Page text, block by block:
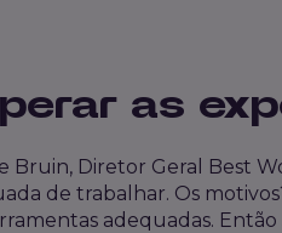
as
Bruin, Diretor Geral Best
de trabalhar. Os
adequadas.